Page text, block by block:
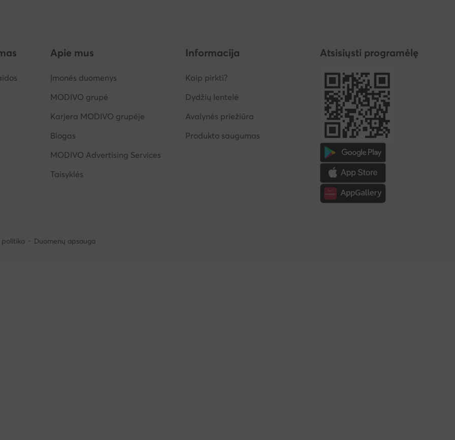
Apie mus
Įmonės duomenys
MODIVO grupė
Karjera MODIVO grupėje
Blogas
MODIVO Advertising Services
Taisyklės
Informacija
Kaip pirkti?
Dydžių lentelė
Avalynės priežiūra
Produkto saugumas
Atsisiųsti programėlę
Duomenų apsauga